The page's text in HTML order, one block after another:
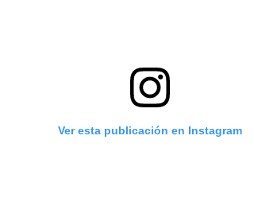
Ver esta publicación en Instagram